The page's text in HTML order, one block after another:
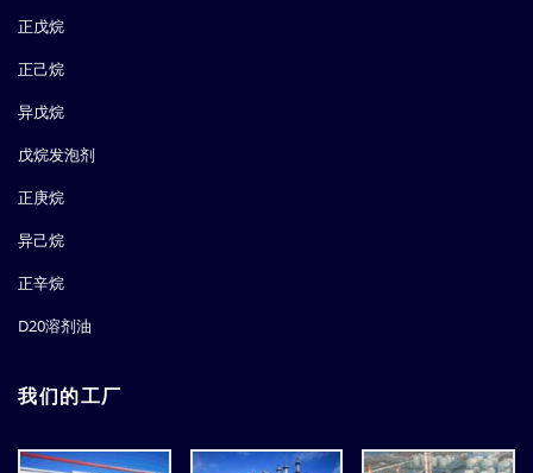
正戊烷
正己烷
异戊烷
戊烷发泡剂
正庚烷
异己烷
正辛烷
D20溶剂油
我们的工厂